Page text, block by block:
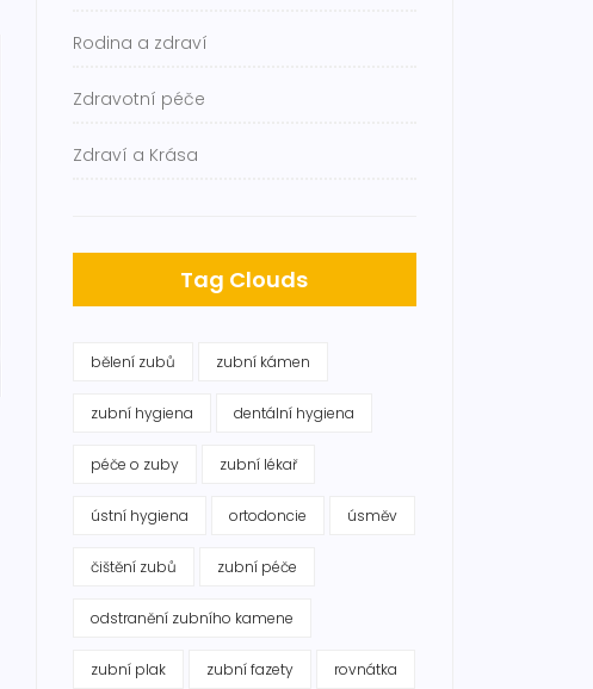
Rodina a zdraví
Zdravotní péče
Zdraví a Krása
Tag Clouds
bělení zubů zubní kámen
zubní hygiena dentální hygiena
péče o zuby zubní lékař
ústní hygiena ortodoncie úsměv
čištění zubů zubní péče
odstranění zubního kamene
zubní plak zubní fazety rovnátka